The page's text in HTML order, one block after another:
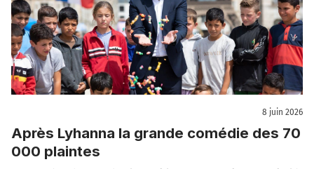
8 juin 2026
Après Lyhanna la grande comédie des 70
000 plaintes